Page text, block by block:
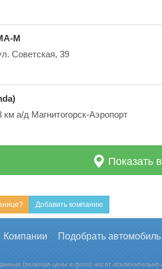
М
Советская, 39
км а/д Магнитогорск-Аэропорт
Показать
Добавить компанию
Компании Подобрать
(включая цены и фото) носят